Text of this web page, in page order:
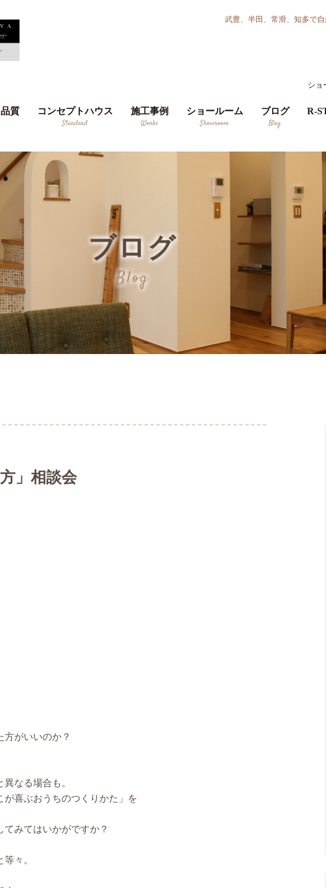
武豊、半田、常滑、知多で
ショ
質
コンセプトハウス
Standard
施工事例
Works
ショールーム
Showroom
ブログ
Blog
R-
ブログ
Blog
」相談会
がいいのか？
なる場合も。
喜ぶおうちのつくりかた」を
みてはいかがですか？
々。